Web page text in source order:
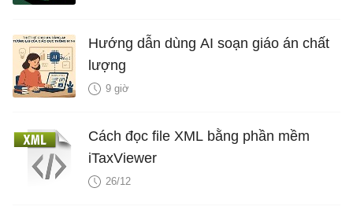
Hướng dẫn dùng AI soạn giáo án chất
lượng
9 giờ
Cách đọc file XML bằng phần mềm
iTaxViewer
26/12